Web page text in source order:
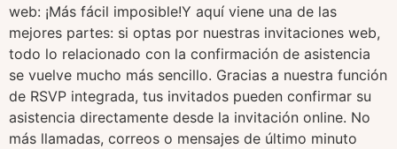
web: ¡Más fácil imposible!Y aquí viene una de las
mejores partes: si optas por nuestras invitaciones web,
todo lo relacionado con la confirmación de asistencia
se vuelve mucho más sencillo. Gracias a nuestra función
de RSVP integrada, tus invitados pueden confirmar su
asistencia directamente desde la invitación online. No
más llamadas, correos o mensajes de último minuto